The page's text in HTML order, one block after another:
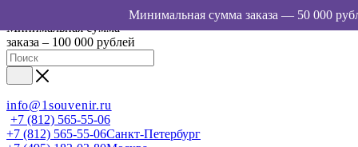
Минимальная сумма
заказа – 100 000 рублей
info@1souvenir.ru
+7 (812) 565-55-06
+7 (812) 565-55-06Санкт-Петербург